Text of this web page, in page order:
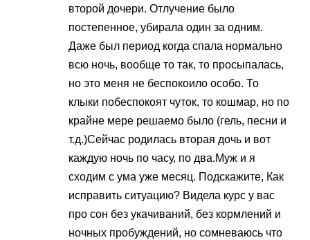
второй дочери. Отлучение было
постепенное, убирала один за одним.
Даже был период когда спала нормально
всю ночь, вообще то так, то просыпалась,
но это меня не беспокоило особо. То
клыки побеспокоят чуток, то кошмар, но по
крайне мере решаемо было (гель, песни и
т.д.)Сейчас родилась вторая дочь и вот
каждую ночь по часу, по два.Муж и я
сходим с ума уже месяц. Подскажите, Как
исправить ситуацию? Видела курс у вас
про сон без укачиваний, без кормлений и
ночных пробуждений, но сомневаюсь что